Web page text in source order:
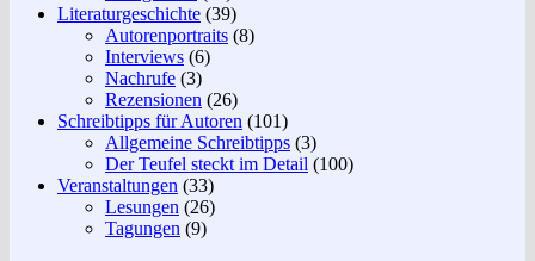
Literaturgeschichte (39)
Autorenportraits (8)
Interviews (6)
Nachrufe (3)
Rezensionen (26)
Schreibtipps für Autoren (101)
Allgemeine Schreibtipps (3)
Der Teufel steckt im Detail (100)
Veranstaltungen (33)
Lesungen (26)
Tagungen (9)